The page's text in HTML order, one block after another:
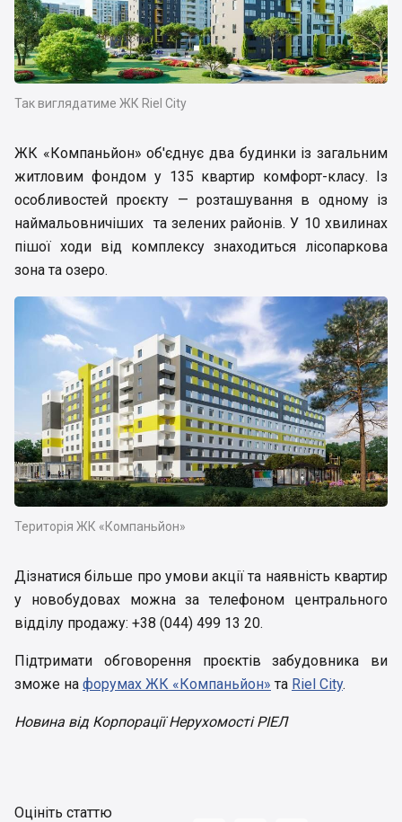
Так виглядатиме ЖК Riel City
ЖК «Компаньйон» об'єднує два будинки із загальним
житловим фондом у 135 квартир комфорт-класу. Із
особливостей проєкту — розташування в одному із
наймальовничіших та зелених районів. У 10 хвилинах
пішої ходи від комплексу знаходиться лісопаркова
зона та озеро.
Територія ЖК «Компаньйон»
Дізнатися більше про умови акції та наявність квартир
у новобудовах можна за телефоном центрального
відділу продажу: +38 (044) 499 13 20.
Підтримати обговорення проєктів забудовника ви
зможе на форумах ЖК «Компаньйон» та Riel Сity.
Новина від Корпорації Нерухомості РІЕЛ
Оцініть статтю